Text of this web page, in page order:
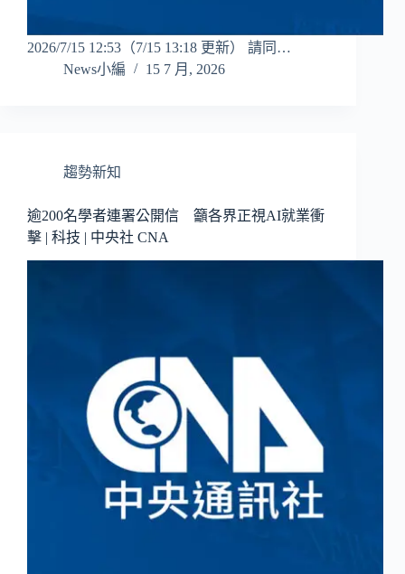
2026/7/15 12:53（7/15 13:18 更新） 請同…
News小編
15 7 月, 2026
趨勢新知
逾200名學者連署公開信 籲各界正視AI就業衝
擊 | 科技 | 中央社 CNA